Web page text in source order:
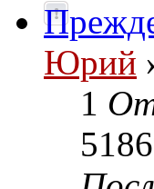
Юрий
1